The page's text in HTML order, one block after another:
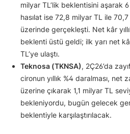
milyar TL’lik beklentisini aşarak
hasılat ise 72,8 milyar TL ile
üzerinde gerçekleşti. Net kâr
beklenti üstü geldi; ilk yarı net
TL’ye ulaştı.
Teknosa (TKNSA), 2Ç26’da
cironun yıllık %4 daralması, net
üzerine çıkarak 1,1 milyar TL
bekleniyordu, bugün gelecek
beklentiyle karşılaştırılacak.